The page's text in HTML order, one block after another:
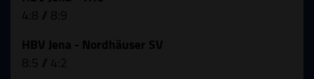
4:8 // 8:9
HBV Jena - Nordhäuser SV
8:5 // 4:2